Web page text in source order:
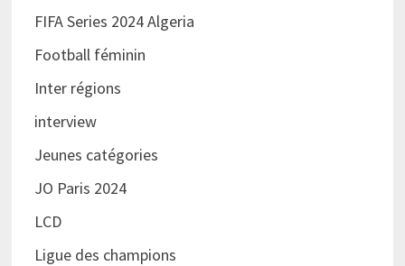
FIFA Series 2024 Algeria
Football féminin
Inter régions
interview
Jeunes catégories
JO Paris 2024
LCD
Ligue des champions